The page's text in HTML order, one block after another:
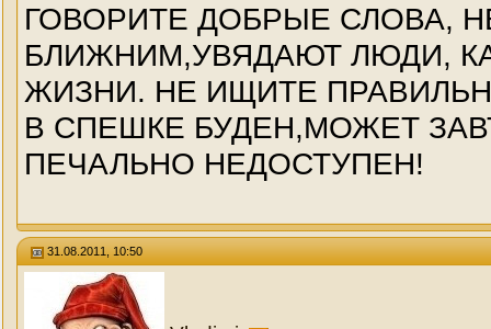
ГОВОРИТЕ ДОБРЫЕ СЛОВА,
БЛИЖНИМ,УВЯДАЮТ ЛЮДИ,
ЖИЗНИ. НЕ ИЩИТЕ
В СПЕШКЕ БУДЕН,МОЖЕТ
ПЕЧАЛЬНО НЕДОСТУПЕН!
31.08.2011, 10:50